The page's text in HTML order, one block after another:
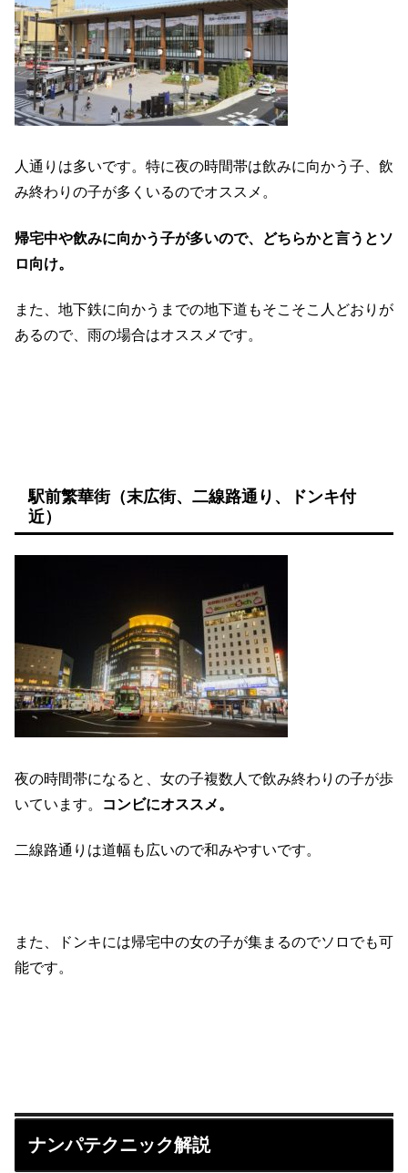
人通りは多いです。特に夜の時間帯は飲みに向かう子、飲
み終わりの子が多くいるのでオススメ。
帰宅中や飲みに向かう子が多いので、どちらかと言うとソ
ロ向け。
また、地下鉄に向かうまでの地下道もそこそこ人どおりが
あるので、雨の場合はオススメです。
駅前繁華街（末広街、二線路通り、ドンキ付
近）
夜の時間帯になると、女の子複数人で飲み終わりの子が歩
いています。
コンビにオススメ。
二線路通りは道幅も広いので和みやすいです。
また、ドンキには帰宅中の女の子が集まるのでソロでも可
能です。
ナンパテクニック解説